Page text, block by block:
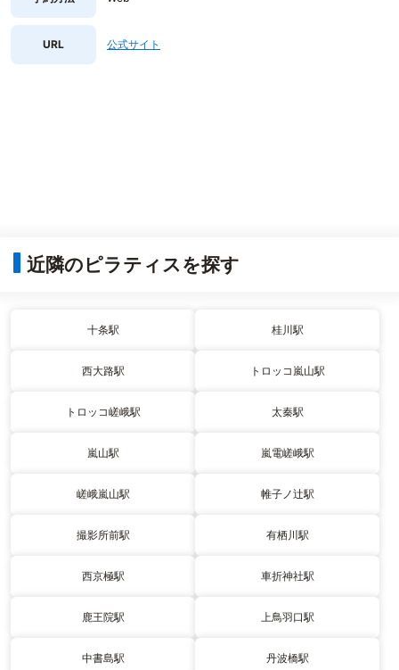
URL 公式サイト
近隣のピラティスを探す
十条駅 桂川駅
西大路駅 トロッコ嵐山駅
トロッコ嵯峨駅 太秦駅
嵐山駅 嵐電嵯峨駅
嵯峨嵐山駅 帷子ノ辻駅
撮影所前駅 有栖川駅
西京極駅 車折神社駅
鹿王院駅 上鳥羽口駅
中書島駅 丹波橋駅